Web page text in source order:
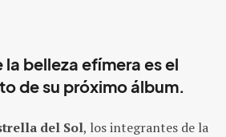
la belleza efímera es el
de su próximo álbum.
del Sol, los integrantes de la